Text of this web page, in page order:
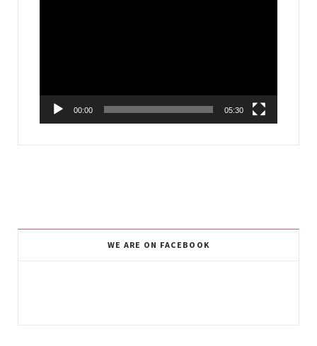
00:00 05:30
WE ARE ON FACEBOOK